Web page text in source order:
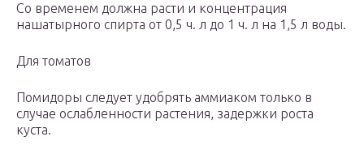
Со временем должна расти и концентрация
нашатырного спирта от 0,5 ч. л до 1 ч. л на 1,5 л воды.
Для томатов
Помидоры следует удобрять аммиаком только в
случае ослабленности растения, задержки роста
куста.